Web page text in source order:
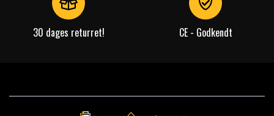
30 dages returret! CE - Godkendt